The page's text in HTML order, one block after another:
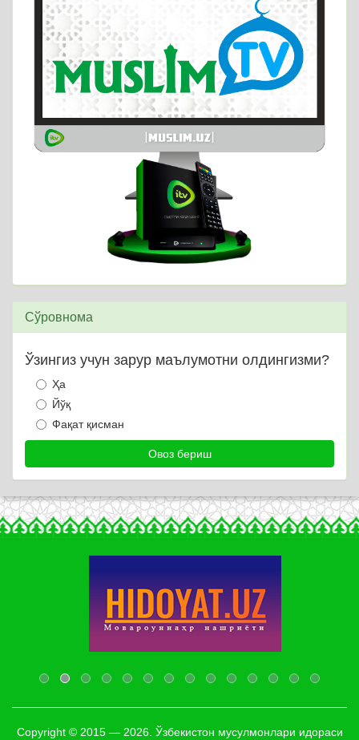
Сўровнома
Ўзингиз учун зарур маълумотни олдингизми?
Ҳа
Йўқ
Фақат қисман
Copyright © 2015 — 2026. Ўзбекистон мусулмонлари идораси